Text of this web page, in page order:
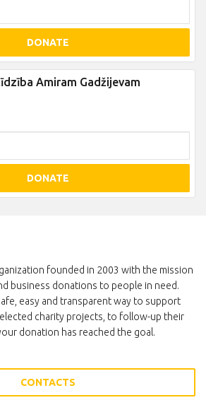
DONATE
Amiram Gadžijevam
DONATE
founded in 2003 with the mission
business donations to people in need.
easy and transparent way to support
charity projects, to follow-up their
donation has reached the goal.
CONTACTS